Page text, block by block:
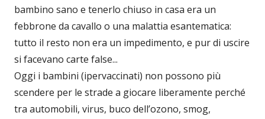
bambino sano e tenerlo chiuso in casa era un
febbrone da cavallo o una malattia esantematica:
tutto il resto non era un impedimento, e pur di uscire
si facevano carte false...
Oggi i bambini (ipervaccinati) non possono più
scendere per le strade a giocare liberamente perché
tra automobili, virus, buco dell’ozono, smog,